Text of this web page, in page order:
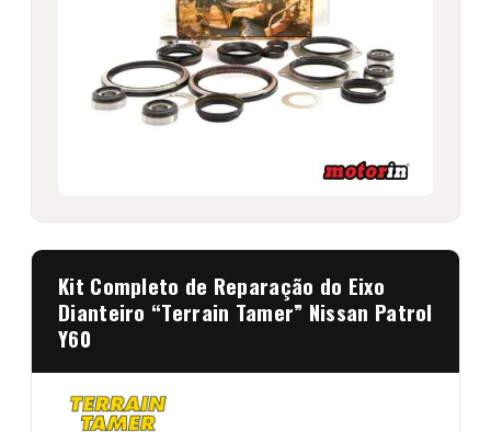
Kit Completo de Reparação do Eixo
Dianteiro “Terrain Tamer” Nissan Patrol
Y60